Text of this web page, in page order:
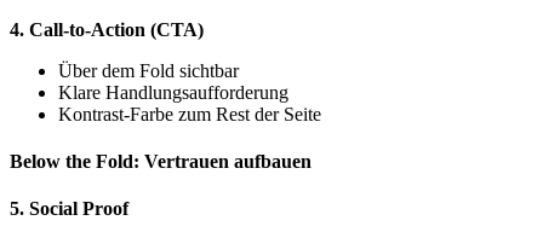
4. Call-to-Action (CTA)
Über dem Fold sichtbar
Klare Handlungsaufforderung
Kontrast-Farbe zum Rest der Seite
Below the Fold: Vertrauen aufbauen
5. Social Proof